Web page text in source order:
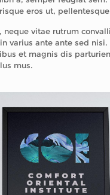
eros ut,
neque vitae rutrum
varius ante ante sed nisi.
et magnis dis
mus.